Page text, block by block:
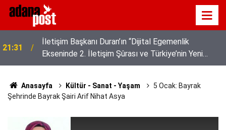
21:31
İletişim Başkanı Duran’ın “Dijital Egemenlik
Ekseninde 2. İletişim Şûrası ve Türkiye’nin Yeni
İletişim Vizyonu” başlıklı makales
Anasayfa Kültür - Sanat - Yaşam
5 Ocak: Bayrak
Şehrinde Bayrak Şairi Arif Nihat Asya